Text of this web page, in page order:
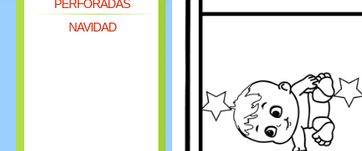
PERFORADAS
NAVIDAD